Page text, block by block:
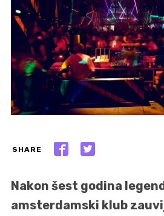
SHARE
Nakon šest godina
amsterdamski klub